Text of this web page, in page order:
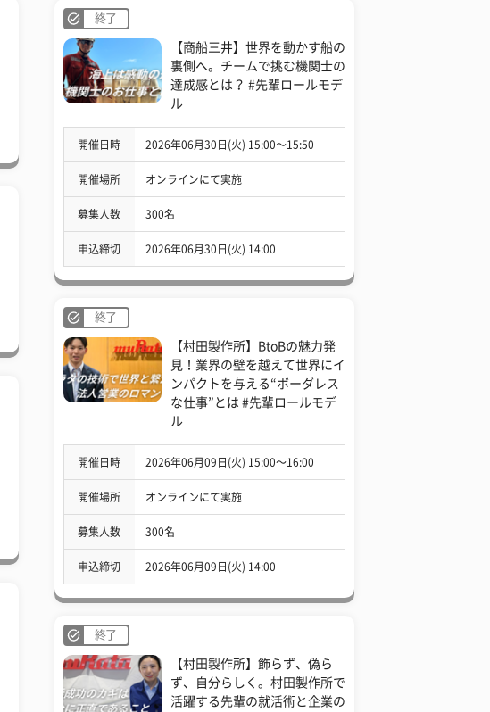
終了
【商船三井】世界を動かす船の
裏側へ。チームで挑む機関士の
達成感とは？ #先輩ロールモデ
ル
開催日時 2026年06月30日(火) 15:00〜15:50
開催場所 オンラインにて実施
募集人数 300名
申込締切 2026年06月30日(火) 14:00
終了
【村田製作所】BtoBの魅力発
見！業界の壁を越えて世界にイ
ンパクトを与える“ボーダレス
な仕事”とは #先輩ロールモデ
ル
開催日時 2026年06月09日(火) 15:00〜16:00
開催場所 オンラインにて実施
募集人数 300名
申込締切 2026年06月09日(火) 14:00
終了
【村田製作所】飾らず、偽ら
ず、自分らしく。村田製作所で
活躍する先輩の就活術と企業の